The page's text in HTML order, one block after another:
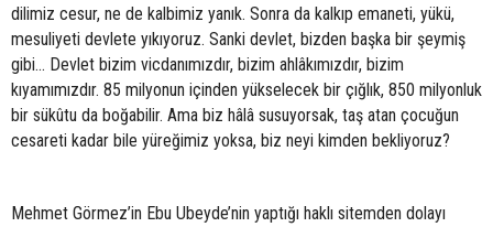
dilimiz cesur, ne de kalbimiz yanık. Sonra da kalkıp emaneti, yükü,
mesuliyeti devlete yıkıyoruz. Sanki devlet, bizden başka bir şeymiş
gibi… Devlet bizim vicdanımızdır, bizim ahlâkımızdır, bizim
kıyamımızdır. 85 milyonun içinden yükselecek bir çığlık, 850 milyonluk
bir sükûtu da boğabilir. Ama biz hâlâ susuyorsak, taş atan çocuğun
cesareti kadar bile yüreğimiz yoksa, biz neyi kimden bekliyoruz?
Mehmet Görmez’in Ebu Ubeyde’nin yaptığı haklı sitemden dolayı